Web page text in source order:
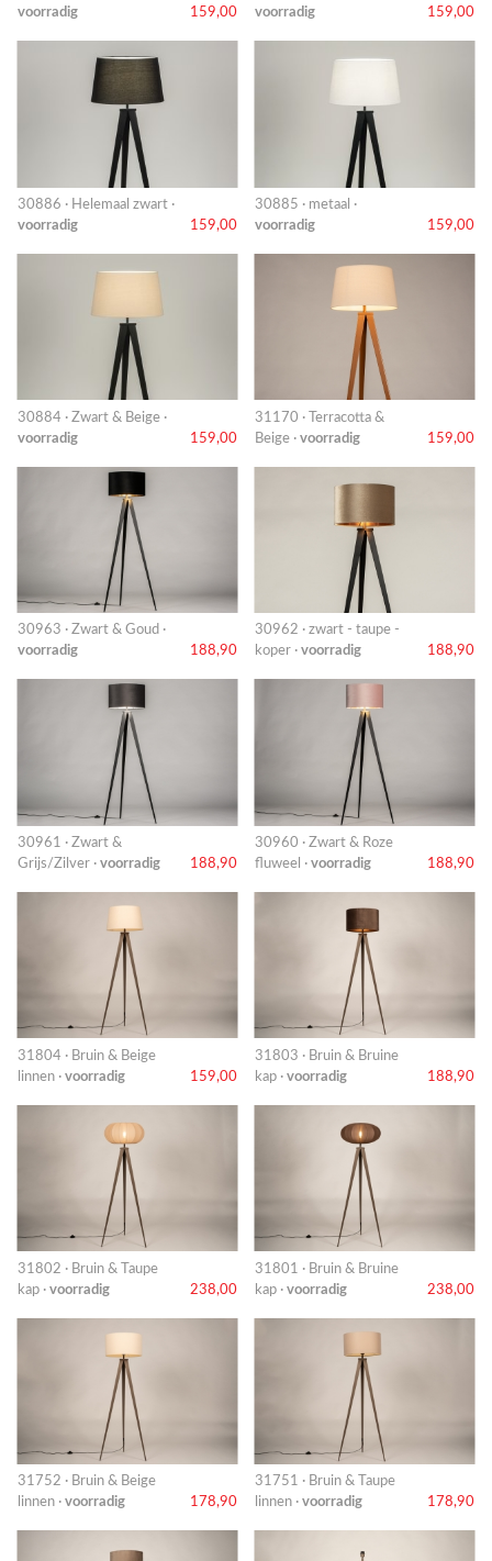
voorradig
159,00
voorradig
159,00
30886 · Helemaal zwart ·
voorradig
159,00
30885 · metaal ·
voorradig
159,00
30884 · Zwart & Beige ·
voorradig
159,00
31170 · Terracotta &
Beige · voorradig 159,00
30963 · Zwart & Goud ·
voorradig
188,90
30962 · zwart - taupe -
koper · voorradig 188,90
30961 · Zwart &
Grijs/Zilver · voorradig 188,90
30960 · Zwart & Roze
fluweel · voorradig 188,90
31804 · Bruin & Beige
linnen · voorradig 159,00
31803 · Bruin & Bruine
kap · voorradig 188,90
31802 · Bruin & Taupe
kap · voorradig 238,00
31801 · Bruin & Bruine
kap · voorradig 238,00
31752 · Bruin & Beige
linnen · voorradig 178,90
31751 · Bruin & Taupe
linnen · voorradig 178,90